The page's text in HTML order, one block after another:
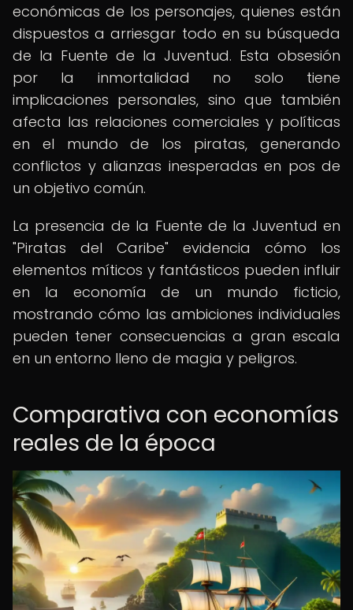
económicas de los personajes, quienes están
dispuestos a arriesgar todo en su búsqueda
de la Fuente de la Juventud. Esta obsesión
por la inmortalidad no solo tiene
implicaciones personales, sino que también
afecta las relaciones comerciales y políticas
en el mundo de los piratas, generando
conflictos y alianzas inesperadas en pos de
un objetivo común.
La presencia de la Fuente de la Juventud en
"Piratas del Caribe" evidencia cómo los
elementos míticos y fantásticos pueden influir
en la economía de un mundo ficticio,
mostrando cómo las ambiciones individuales
pueden tener consecuencias a gran escala
en un entorno lleno de magia y peligros.
Comparativa con economías
reales de la época